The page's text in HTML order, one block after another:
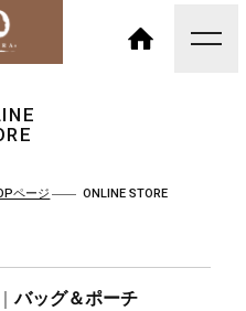
ページ ONLINE STORE
バッグ＆ポーチ